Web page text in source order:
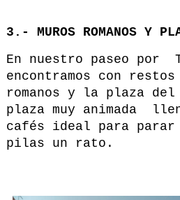
3.- MUROS ROMANOS Y
En nuestro paseo por
encontramos con
romanos y la plaza del
plaza muy animada
cafés ideal para
pilas un rato.